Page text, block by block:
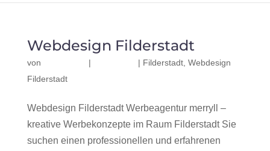
Webdesign Filderstadt
von | | Filderstadt, Webdesign
Filderstadt
Webdesign Filderstadt Werbeagentur merryll –
kreative Werbekonzepte im Raum Filderstadt Sie
suchen einen professionellen und erfahrenen